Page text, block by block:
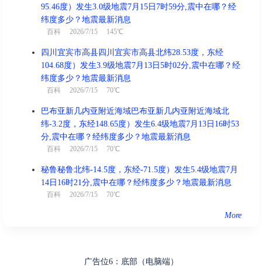
戌时(19:00-20:59)
喜神西北 财神正东 福神西南
宜
结婚、搬家、入宅、祈福、安床、
安葬
忌 出行、赴任、动土、修造
冲 龙 煞北
亥时(21:00-22:59) 吉
辛亥时 21:00 - 22:59
作灶、酬神、纳财
95.46度）发生3.0级地震7月15日7时59分,震中在哪？经
纬度多少？地震最新消息
百科 2026/7/15 145℃
四川宜宾市高县四川宜宾市高县北纬28.53度，东经
104.68度）发生3.9级地震7月13日5时02分,震中在哪？经
纬度多少？地震最新消息
百科 2026/7/15 70℃
巴布亚新几内亚附近海域巴布亚新几内亚附近海域北
纬-3.2度，东经148.65度）发生6.4级地震7月13日16时53
分,震中在哪？经纬度多少？地震最新消息
百科 2026/7/15 70℃
秘鲁秘鲁北纬-14.5度，东经-71.5度）发生5.4级地震7月
14日16时21分,震中在哪？经纬度多少？地震最新消息
百科 2026/7/15 70℃
More
广告位6：底部（电脑端）